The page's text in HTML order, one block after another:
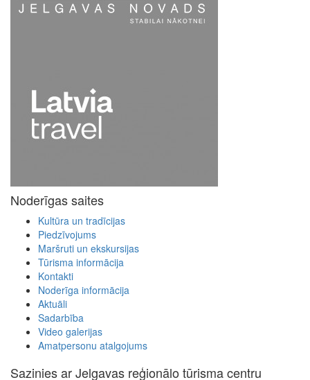
Noderīgas saites
Kultūra un tradīcijas
Piedzīvojums
Maršruti un ekskursijas
Tūrisma informācija
Kontakti
Noderīga informācija
Aktuāli
Sadarbība
Video galerijas
Amatpersonu atalgojums
Sazinies ar Jelgavas reģionālo tūrisma centru